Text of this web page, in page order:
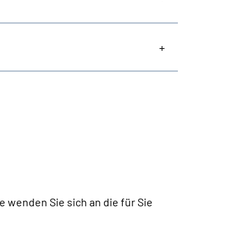
Sie sich an die für Sie